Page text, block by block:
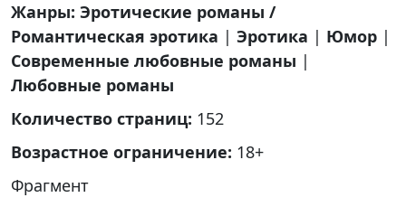
Жанры: Эротические романы /
Романтическая эротика | Эротика | Юмор |
Современные любовные романы |
Любовные романы
Количество страниц: 152
Возрастное ограничение: 18+
Фрагмент